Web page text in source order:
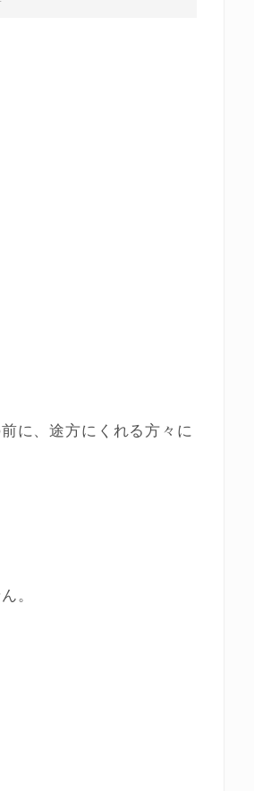
に、途方にくれる方々に
。